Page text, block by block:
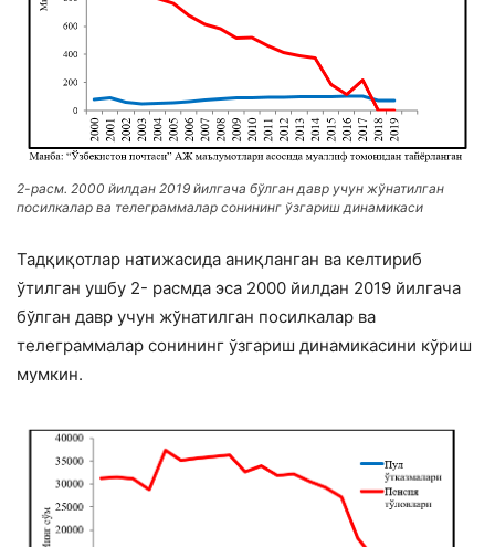
2-расм. 2000 йилдан 2019 йилгача бўлган давр учун жўнатилган
посилкалар ва телеграммалар сонининг ўзгариш динамикаси
Тадқиқотлар натижасида аниқланган ва келтириб
ўтилган ушбу 2- расмда эса 2000 йилдан 2019 йилгача
бўлган давр учун жўнатилган посилкалар ва
телеграммалар сонининг ўзгариш динамикасини кўриш
мумкин.